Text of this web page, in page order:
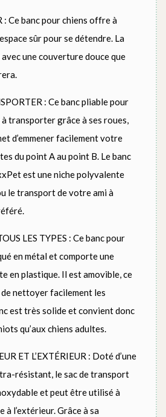
: Ce banc pour chiens offre à
sûr pour se détendre. La
une couverture douce que
: Ce banc pliable pour
transporter grâce à ses roues,
d’emmener facilement votre
du point A au point B. Le banc
est une niche polyvalente
le transport de votre ami à
LES TYPES : Ce banc pour
en métal et comporte une
en plastique. Il est amovible, ce
nettoyer facilement les
est très solide et convient donc
qu’aux chiens adultes.
ET L’EXTÉRIEUR : Doté d’une
résistant, le sac de transport
et peut être utilisé à
à l’extérieur. Grâce à sa